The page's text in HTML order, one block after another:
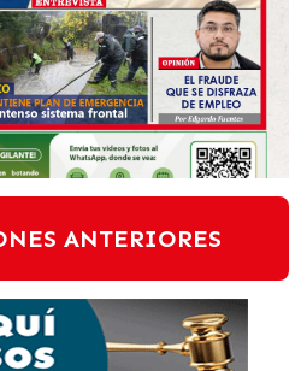
ANTERIORES